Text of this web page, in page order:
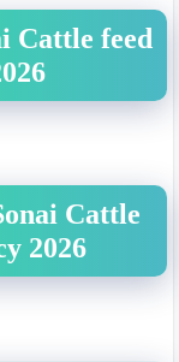
Cattle feed
Cattle
2026